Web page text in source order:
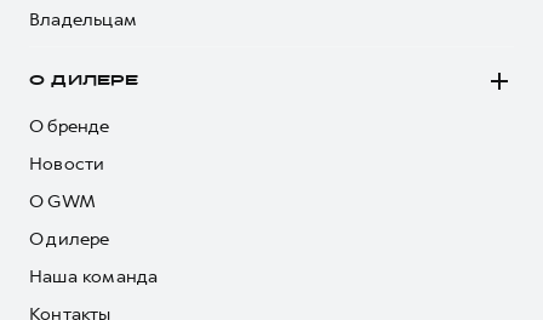
Владельцам
О ДИЛЕРЕ
О бренде
Новости
О GWM
О дилере
Наша команда
Контакты